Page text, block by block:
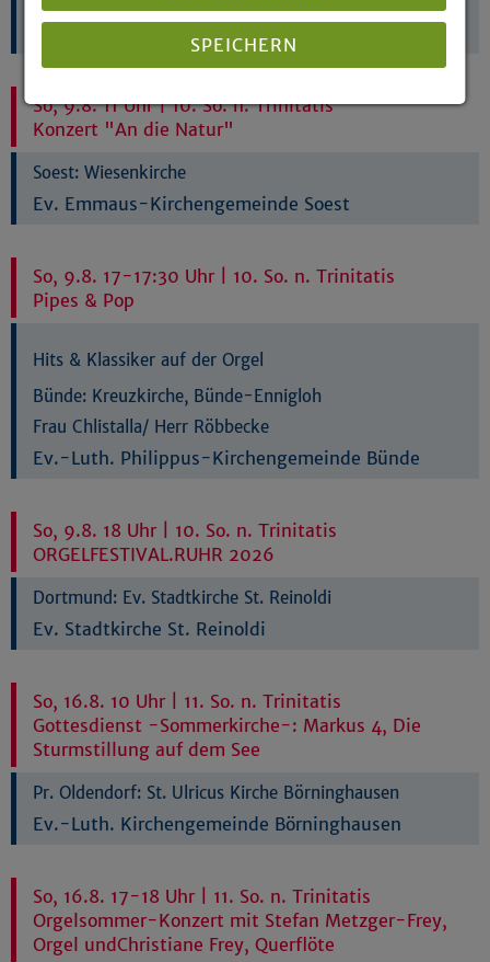
Ev.-Luth. Kirchengemeinde Bad Holzhausen
So, 9.8. 11 Uhr | 10. So. n. Trinitatis
Konzert "An die Natur"
Soest: Wiesenkirche
Ev. Emmaus-Kirchengemeinde Soest
So, 9.8. 17-17:30 Uhr | 10. So. n. Trinitatis
Pipes & Pop
Hits & Klassiker auf der Orgel
Bünde: Kreuzkirche, Bünde-Ennigloh
Frau Chlistalla/ Herr Röbbecke
Ev.-Luth. Philippus-Kirchengemeinde Bünde
So, 9.8. 18 Uhr | 10. So. n. Trinitatis
ORGELFESTIVAL.RUHR 2026
Dortmund: Ev. Stadtkirche St. Reinoldi
Ev. Stadtkirche St. Reinoldi
So, 16.8. 10 Uhr | 11. So. n. Trinitatis
Gottesdienst -Sommerkirche-: Markus 4, Die
Sturmstillung auf dem See
Pr. Oldendorf: St. Ulricus Kirche Börninghausen
Ev.-Luth. Kirchengemeinde Börninghausen
So, 16.8. 17-18 Uhr | 11. So. n. Trinitatis
Orgelsommer-Konzert mit Stefan Metzger-Frey,
Orgel undChristiane Frey, Querflöte
SPEICHERN
Details anzeigen